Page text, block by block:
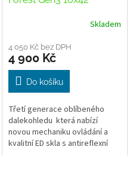
Skladem
4 050 Kč bez DPH
4 900 Kč
Do košíku
Třetí generace oblíbeného
dalekohledu která nabízí
novou mechaniku ovládání a
kvalitní ED skla s antireflexní